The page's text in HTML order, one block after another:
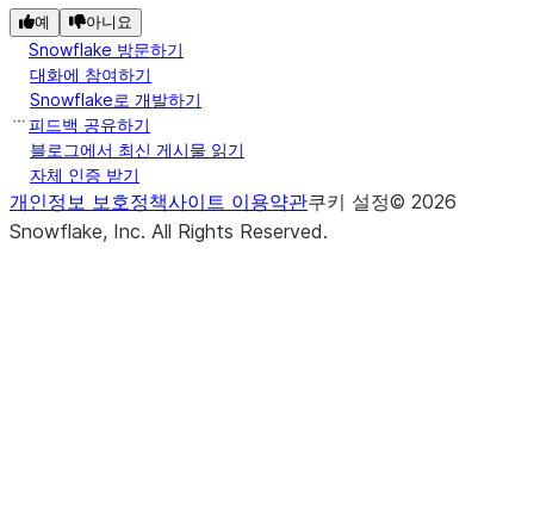
예 아니요
Snowflake 방문하기
대화에 참여하기
Snowflake로 개발하기
피드백 공유하기
블로그에서 최신 게시물 읽기
자체 인증 받기
개인정보 보호정책사이트 이용약관쿠키 설정© 2026
Snowflake, Inc. All Rights Reserved.